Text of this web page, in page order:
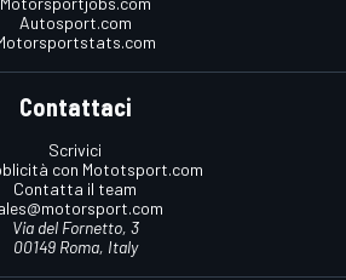
Autosport.com
Contattaci
Scrivici
con Mototsport.com
Contatta il team
Via del Fornetto, 3
00149 Roma, Italy